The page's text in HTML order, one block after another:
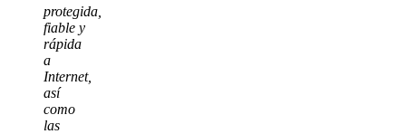
protegida,
fiable y
rápida
a
Internet,
así
como
las